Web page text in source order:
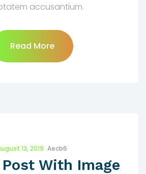
accusantium.
Read More
13, 2019 Aecb6
With Image